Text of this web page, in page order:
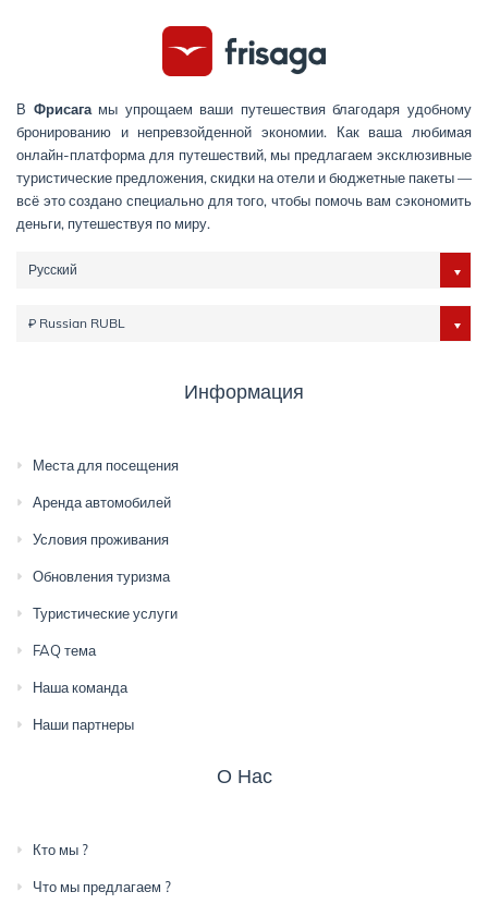
В Фрисагамы упрощаем ваши путешествия благодаря удобному
бронированию и непревзойденной экономии. Как ваша любимая
онлайн-платформа для путешествий, мы предлагаем эксклюзивные
туристические предложения, скидки на отели и бюджетные пакеты —
всё это создано специально для того, чтобы помочь вам сэкономить
деньги, путешествуя по миру.
Русский
₽ Russian RUBL
Информация
Места для посещения
Аренда автомобилей
Условия проживания
Обновления туризма
Туристические услуги
FAQ тема
Наша команда
Наши партнеры
О Нас
Кто мы ?
Что мы предлагаем ?